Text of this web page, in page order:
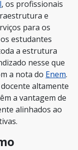
, os profissionais
e
para os
estudantes
a estrutura
nesse que
a nota do Enem.
altamente
a vantagem de
alinhados ao